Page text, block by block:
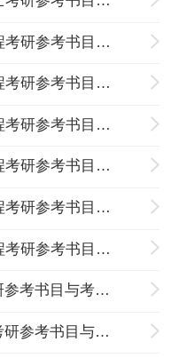
2015年湖南大学085201机械工程考研参考书目与考试科目
2015年湖南大学085206动力工程考研参考书目与考试科目
2015年湖南大学085234车辆工程考研参考书目与考试科目
2015年湖南大学085236工业工程考研参考书目与考试科目
2015年湖南大学085240物流工程考研参考书目与考试科目
2015年湖南大学085209环境工程考研参考书目与考试科目
2015年湖南大学0851建筑学考研参考书目与考试科目
2015年湖南大学0953风景园林考研参考书目与考试科目